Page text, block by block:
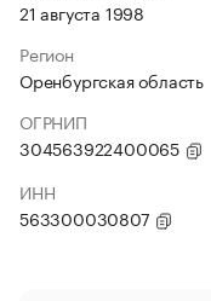
21 августа 1998
Регион
Оренбургская область
ОГРНИП
304563922400065
ИНН
563300030807